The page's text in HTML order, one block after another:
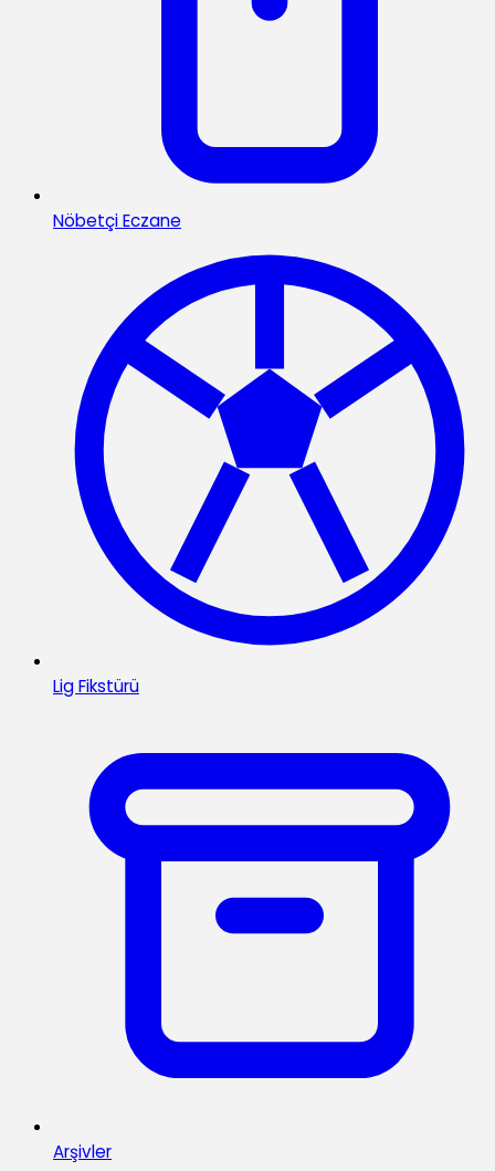
Nöbetçi Eczane
Lig Fikstürü
Arşivler